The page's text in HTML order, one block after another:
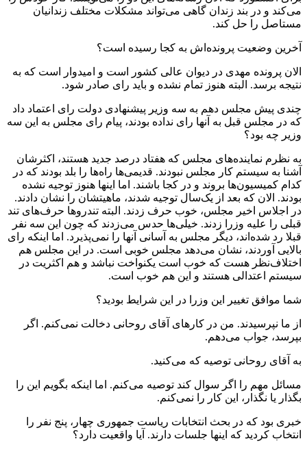
می‌کند و در بند زندان گاهی می‌تواند مشکلات مختلف زندانیان
مستاصل را حل کند.
آخرین وضعیت پرونده‌اش به کجا رسیده است؟
الان پرونده‌ مهدی در دیوان عالی کشور است و امیدوار است که به
نتیجه برسد. البته هنوز تمام نشده و باید رای صادر شود.
چندی پیش مجلس دهم به سه وزیر پیشنهادی دولت رای اعتماد داد
که در مجلس قبل به آنها رای نداده بودند، پیام رای مجلس به این سه
وزیر چه بود؟
به نظرم نماینده‌های مجلس که هفتاد درصد جدید هستند، اکثرشان
آشنا به سیستم کار مجلس نبودند. قدیمی‌ها راه‌ها را بلد بودند که در
کدام کمیسیون‌ها بروند و در کجا باشند. اما اینها هنوز توجیه نشده
بودند. الان که بعد از یک‌سال توجیه شدند، ماهیتشان را نشان دادند.
در اجلاس اخیر مجلس، خوب حرف زدند. البته تندروها حرف‌های تند
قبلی را علیه وزرا زدند. خیلی‌ها حدس می‌زدند که چون این سه نفر
قبلا رد شده‌اند، دیگر مجلس به آسانی آنها را نمی‌پذیرد. اما اینکه رای
بالایی آوردند، نشان می‌دهد مجلس خوبی است. در این مجلس هم
اختلاف‌نظر هست که خوب است یکنواخت نباشد و هم اکثریت در
سیستم اعتدالی هستند و این هم خوب است.
شما موافق تغییر این وزرا در این شرایط بودید؟
از ما نپرسیدند. من در کارهای آقای روحانی دخالت نمی‌کنم. اگر
بپرسد، جواب می‌دهم.
به آقای روحانی توصیه که می‌کنید.
مسائل مهم را اگر سوال کند توصیه می‌کنم. اما اینکه بگویم این را
بگذار یا نگذار، این کار را نمی‌کنم.
خبری بود که در بحث انتخابات ریاست جمهوری چهار، پنج نفر را
انتخاب کردید که اینها جلسات دارند. آیا واقعیت دارد؟